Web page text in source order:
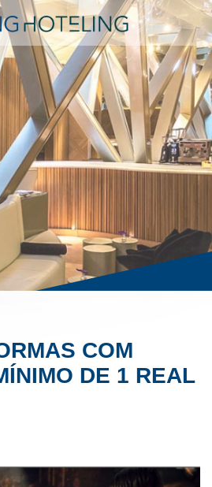
COM
DE 1 REAL